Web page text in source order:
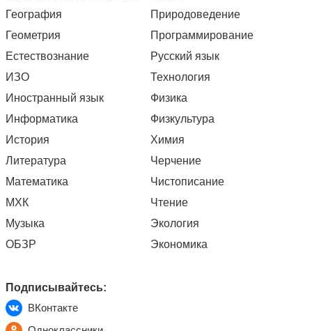
География
Геометрия
Естествознание
ИЗО
Иностранный язык
Информатика
История
Литература
Математика
МХК
Музыка
ОБЗР
Природоведение
Программирование
Русский язык
Технология
Физика
Физкультура
Химия
Черчение
Чистописание
Чтение
Экология
Экономика
Подписывайтесь:
ВКонтакте